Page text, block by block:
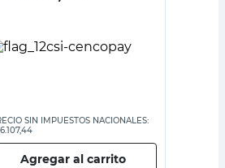
SIN IMPUESTOS NACIONALES:
Agregar al carrito